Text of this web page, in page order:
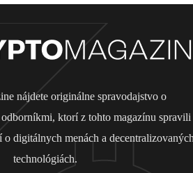
nájdete originálne spravodajstvo o
ktorí z tohto magazínu spravili
digitálnych menách a
technológiách.